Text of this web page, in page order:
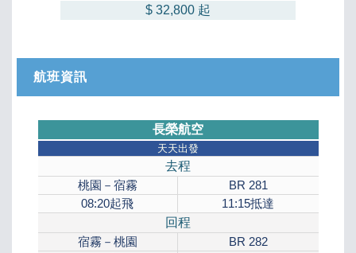
$ 32,800 起
航班資訊
長榮航空
天天出發
去程
桃園－宿霧
BR 281
08:20起飛 11:15抵達
回程
宿霧－桃園
BR 282